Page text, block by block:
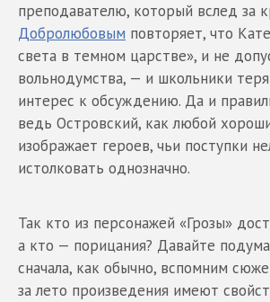
преподавателю, который вслед за
Добролюбовым повторяет, что
света в темном царстве», и не
вольнодумства, — и школьники
интерес к обсуждению. Да и
ведь Островский, как любой
изображает героев, чьи поступки
истолковать однозначно.
Так кто из персонажей «Грозы»
а кто — порицания? Давайте
сначала, как обычно, вспомним
за лето произведения имеют